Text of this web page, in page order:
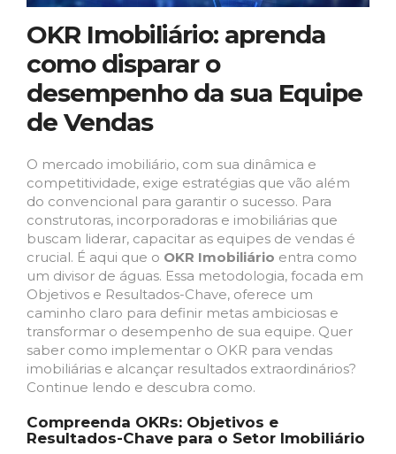
OKR Imobiliário: aprenda
como disparar o
desempenho da sua Equipe
de Vendas
O mercado imobiliário, com sua dinâmica e
competitividade, exige estratégias que vão além
do convencional para garantir o sucesso. Para
construtoras, incorporadoras e imobiliárias que
buscam liderar, capacitar as equipes de vendas é
crucial. É aqui que o OKR Imobiliário entra como
um divisor de águas. Essa metodologia, focada em
Objetivos e Resultados-Chave, oferece um
caminho claro para definir metas ambiciosas e
transformar o desempenho de sua equipe. Quer
saber como implementar o OKR para vendas
imobiliárias e alcançar resultados extraordinários?
Continue lendo e descubra como.
Compreenda OKRs: Objetivos e
Resultados-Chave para o Setor Imobiliário